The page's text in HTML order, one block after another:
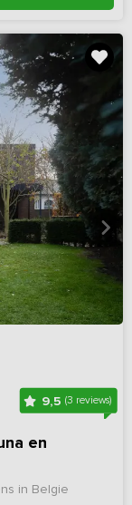
9,5(3 reviews)
en
in Belgie